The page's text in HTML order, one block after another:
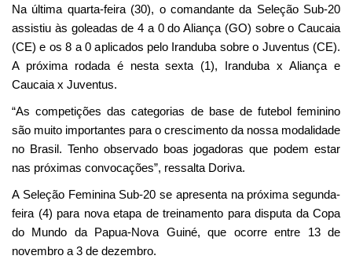
Na última quarta-feira (30), o comandante da Seleção Sub-20
assistiu às goleadas de 4 a 0 do Aliança (GO) sobre o Caucaia
(CE) e os 8 a 0 aplicados pelo Iranduba sobre o Juventus (CE).
A próxima rodada é nesta sexta (1), Iranduba x Aliança e
Caucaia x Juventus.
“As competições das categorias de base de futebol feminino
são muito importantes para o crescimento da nossa modalidade
no Brasil. Tenho observado boas jogadoras que podem estar
nas próximas convocações”, ressalta Doriva.
A Seleção Feminina Sub-20 se apresenta na próxima segunda-
feira (4) para nova etapa de treinamento para disputa da Copa
do Mundo da Papua-Nova Guiné, que ocorre entre 13 de
novembro a 3 de dezembro.